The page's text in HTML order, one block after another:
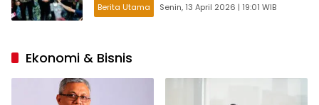
Berita Utama Senin, 13 April 2026 | 19:01 WIB
Ekonomi & Bisnis